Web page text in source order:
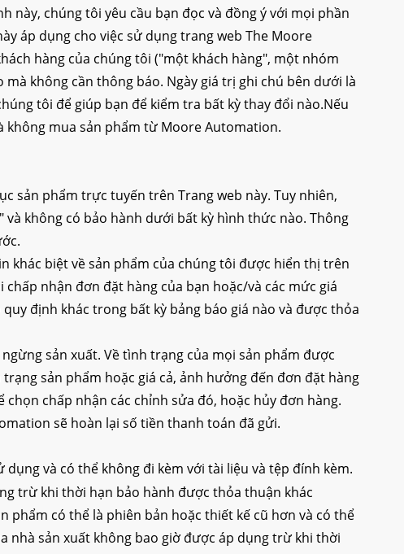
này, chúng tôi yêu cầu bạn đọc và đồng ý với mọi phần
áp dụng cho việc sử dụng trang web The Moore
hàng của chúng tôi ("một khách hàng", một nhóm
không cần thông báo. Ngày giá trị ghi chú bên dưới là
tôi để giúp bạn để kiểm tra bất kỳ thay đổi nào.Nếu
không mua sản phẩm từ Moore Automation.
sản phẩm trực tuyến trên Trang web này. Tuy nhiên,
không có bảo hành dưới bất kỳ hình thức nào. Thông
khác biệt về sản phẩm của chúng tôi được hiển thị trên
nhận đơn đặt hàng của bạn hoặc/và các mức giá
định khác trong bất kỳ bảng báo giá nào và được thỏa
sản xuất. Về tình trạng của mọi sản phẩm được
sản phẩm hoặc giá cả, ảnh hưởng đến đơn đặt hàng
chấp nhận các chỉnh sửa đó, hoặc hủy đơn hàng.
sẽ hoàn lại số tiền thanh toán đã gửi.
và có thể không đi kèm với tài liệu và tệp đính kèm.
trừ khi thời hạn bảo hành được thỏa thuận khác
phẩm có thể là phiên bản hoặc thiết kế cũ hơn và có thể
nhà sản xuất không bao giờ được áp dụng trừ khi thời